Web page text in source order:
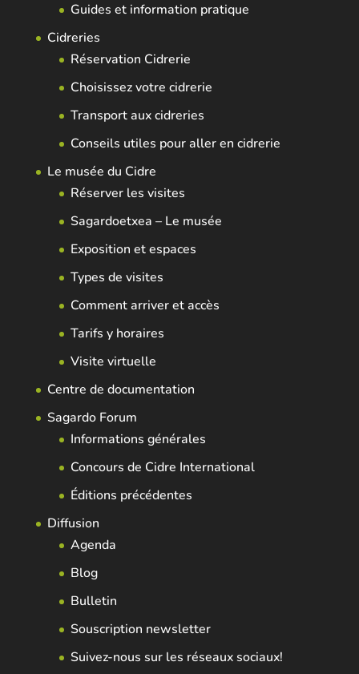
Guides et information pratique
Cidreries
Réservation Cidrerie
Choisissez votre cidrerie
Transport aux cidreries
Conseils utiles pour aller en cidrerie
Le musée du Cidre
Réserver les visites
Sagardoetxea – Le musée
Exposition et espaces
Types de visites
Comment arriver et accès
Tarifs y horaires
Visite virtuelle
Centre de documentation
Sagardo Forum
Informations générales
Concours de Cidre International
Éditions précédentes
Diffusion
Agenda
Blog
Bulletin
Souscription newsletter
Suivez-nous sur les réseaux sociaux!